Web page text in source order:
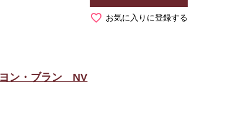
お気に入りに登録する
ン・ブラン NV